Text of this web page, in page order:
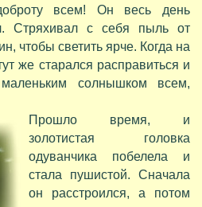
всем! Он весь день
Стряхивал с себя пыль от
чтобы светить ярче. Когда на
же старался расправиться и
солнышком всем,
Прошло время, и
золотистая головка
одуванчика побелела и
стала пушистой. Сначала
он расстроился, а потом